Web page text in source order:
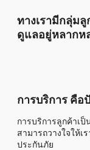
ทางเรามีกลุ่ม
ดูแลอยู่หลากห
การบริการ คือ
การบริการลูกค้าเ
สามารถวางใจให้
ประกันภัย